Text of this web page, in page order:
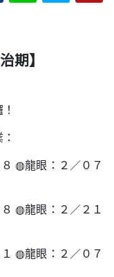
期】
◍龍眼：２／０７
◍龍眼：２／２１
◍龍眼：２／０７